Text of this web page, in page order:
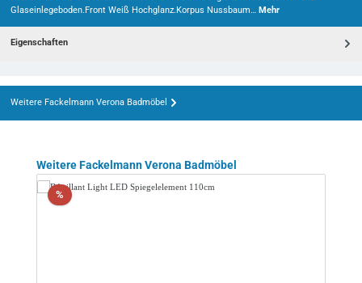
Glaseinlegeboden.Front Weiß Hochglanz.Korpus Nussbaum… Mehr
Eigenschaften
Weitere Fackelmann Verona Badmöbel
Produktgalerie überspringen
Weitere Fackelmann Verona Badmöbel
%Rabatt